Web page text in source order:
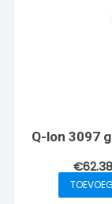
Q-lon 3097
€62.38